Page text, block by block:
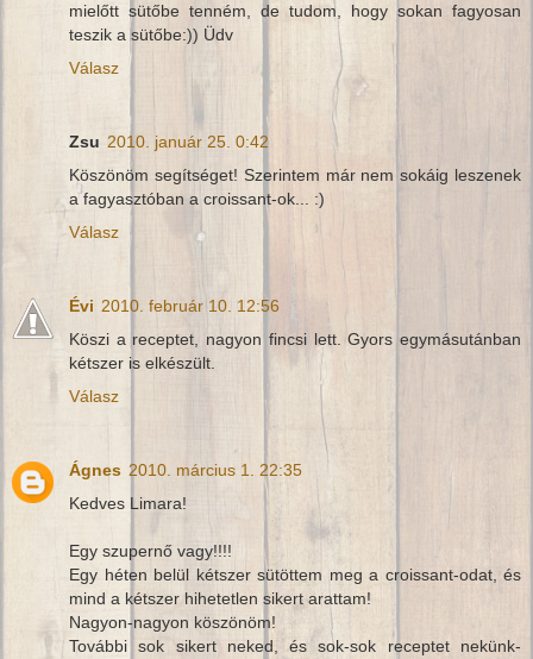
mielőtt sütőbe tenném, de tudom, hogy sokan fagyosan
teszik a sütőbe:)) Üdv
Válasz
Zsu 2010. január 25. 0:42
Köszönöm segítséget! Szerintem már nem sokáig leszenek
a fagyasztóban a croissant-ok... :)
Válasz
Évi 2010. február 10. 12:56
Köszi a receptet, nagyon fincsi lett. Gyors egymásutánban
kétszer is elkészült.
Válasz
Ágnes 2010. március 1. 22:35
Kedves Limara!
Egy szupernő vagy!!!!
Egy héten belül kétszer sütöttem meg a croissant-odat, és
mind a kétszer hihetetlen sikert arattam!
Nagyon-nagyon köszönöm!
További sok sikert neked, és sok-sok receptet nekünk-